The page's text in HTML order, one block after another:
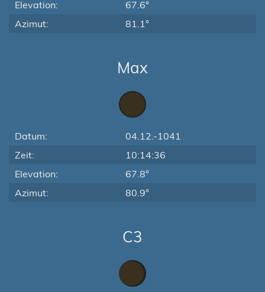
Elevation:
67.6°
Azimut:
81.1°
Max
Datum:
04.12.-1041
Zeit:
10:14:36
Elevation:
67.8°
Azimut:
80.9°
C3